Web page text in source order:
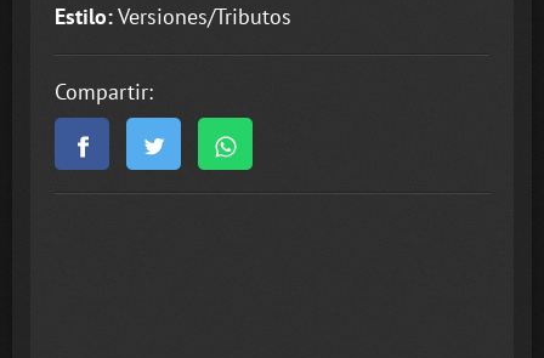
Estilo:Versiones/Tributos
Compartir: